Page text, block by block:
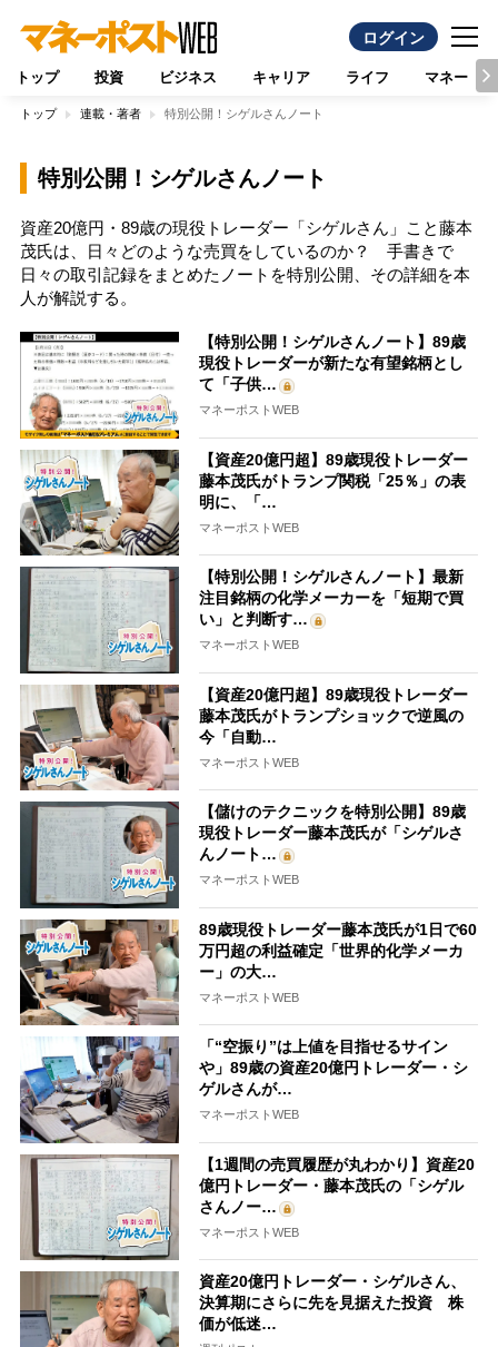
ログイン
トップ 投資 ビジネス キャリア ライフ マネー
トップ 連載・著者 特別公開！シゲルさんノート
特別公開！シゲルさんノート
資産20億円・89歳の現役トレーダー「シゲルさん」こと藤本
茂氏は、日々どのような売買をしているのか？ 手書きで
日々の取引記録をまとめたノートを特別公開、その詳細を本
人が解説する。
【特別公開！シゲルさんノート】89歳
現役トレーダーが新たな有望銘柄とし
て「子供…
マネーポストWEB
【資産20億円超】89歳現役トレーダー
藤本茂氏がトランプ関税「25％」の表
明に、「…
マネーポストWEB
【特別公開！シゲルさんノート】最新
注目銘柄の化学メーカーを「短期で買
い」と判断す…
マネーポストWEB
【資産20億円超】89歳現役トレーダー
藤本茂氏がトランプショックで逆風の
今「自動…
マネーポストWEB
【儲けのテクニックを特別公開】89歳
現役トレーダー藤本茂氏が「シゲルさ
んノート…
マネーポストWEB
89歳現役トレーダー藤本茂氏が1日で60
万円超の利益確定「世界的化学メーカ
ー」の大…
マネーポストWEB
「“空振り”は上値を目指せるサイン
や」89歳の資産20億円トレーダー・シ
ゲルさんが…
マネーポストWEB
【1週間の売買履歴が丸わかり】資産20
億円トレーダー・藤本茂氏の「シゲル
さんノー…
マネーポストWEB
資産20億円トレーダー・シゲルさん、
決算期にさらに先を見据えた投資 株
価が低迷…